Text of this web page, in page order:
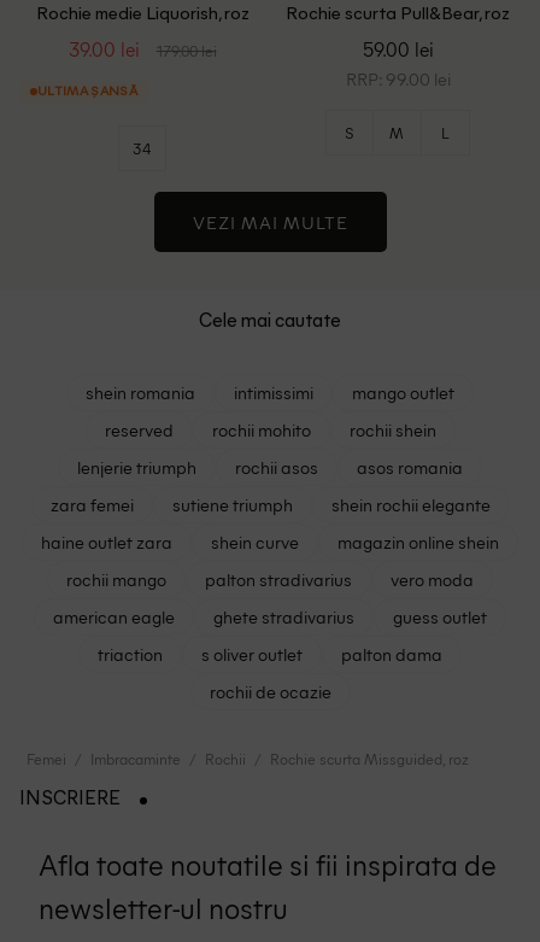
Rochie medie Liquorish, roz
39.00 lei 179.00 lei
ULTIMA ȘANSĂ
34
Rochie scurta Pull&Bear, roz
59.00 lei
RRP: 99.00 lei
S M L
VEZI MAI MULTE
Cele mai cautate
shein romania intimissimi
mango outlet
reserved
rochii mohito
rochii shein
lenjerie triumph
rochii asos
asos romania
zara femei
sutiene triumph
shein rochii elegante
haine outlet zara
shein curve
magazin online shein
rochii mango
palton stradivarius
vero moda
american eagle
ghete stradivarius
guess outlet
triaction
s oliver outlet
palton dama
rochii de ocazie
Femei Imbracaminte Rochii Rochie scurta Missguided, roz
INSCRIERE
Afla toate noutatile si fii inspirata de
newsletter-ul nostru